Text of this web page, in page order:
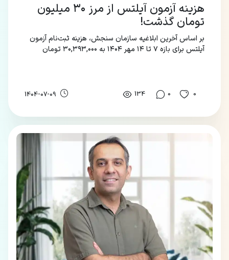
هزینه آزمون آیلتس از مرز ۳۰ میلیون
تومان گذشت!
بر اساس آخرین ابلاغیه سازمان سنجش، هزینه ثبت‌نام آزمون
آیلتس برای بازه ۷ تا ۱۴ مهر ۱۴۰۴ به ۳۰,۳۹۳,۰۰۰ تومان
0
0
134
1404-07-09